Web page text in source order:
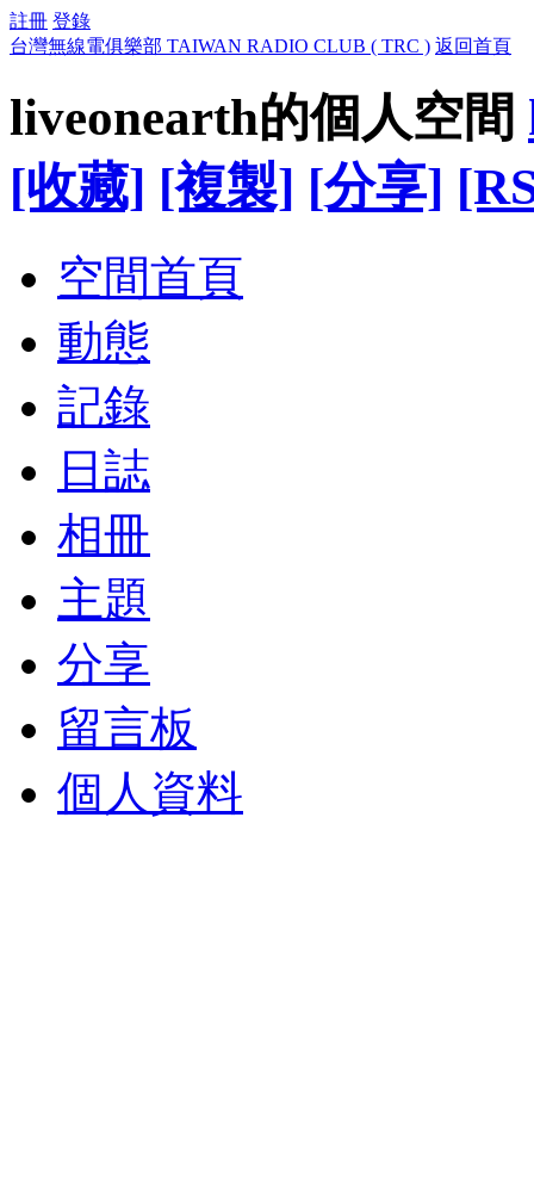
註冊 登錄
台灣無線電俱樂部 TAIWAN RADIO CLUB ( TRC ) 返回首頁
liveonearth的個人空間
[收藏] [複製] [分享]
空間首頁
動態
記錄
日誌
相冊
主題
分享
留言板
個人資料